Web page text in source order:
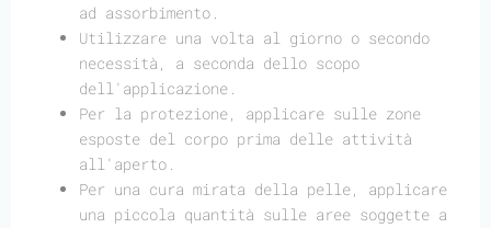
ad assorbimento.
Utilizzare una volta al giorno o secondo
necessità, a seconda dello scopo
dell'applicazione.
Per la protezione, applicare sulle zone
esposte del corpo prima delle attività
all'aperto.
Per una cura mirata della pelle, applicare
una piccola quantità sulle aree soggette a